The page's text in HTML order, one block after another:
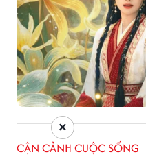
CẬN CẢNH CUỘC SỐNG
×